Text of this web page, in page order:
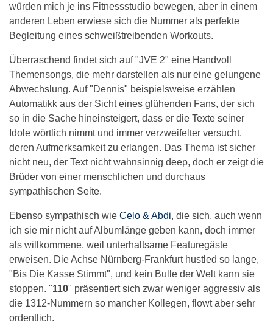
würden mich je ins Fitnessstudio bewegen, aber in einem
anderen Leben erwiese sich die Nummer als perfekte
Begleitung eines schweißtreibenden Workouts.
Überraschend findet sich auf "JVE 2" eine Handvoll
Themensongs, die mehr darstellen als nur eine gelungene
Abwechslung. Auf "Dennis" beispielsweise erzählen
Automatikk aus der Sicht eines glühenden Fans, der sich
so in die Sache hineinsteigert, dass er die Texte seiner
Idole wörtlich nimmt und immer verzweifelter versucht,
deren Aufmerksamkeit zu erlangen. Das Thema ist sicher
nicht neu, der Text nicht wahnsinnig deep, doch er zeigt die
Brüder von einer menschlichen und durchaus
sympathischen Seite.
Ebenso sympathisch wie Celo & Abdi, die sich, auch wenn
ich sie mir nicht auf Albumlänge geben kann, doch immer
als willkommene, weil unterhaltsame Featuregäste
erweisen. Die Achse Nürnberg-Frankfurt hustled so lange,
"Bis Die Kasse Stimmt", und kein Bulle der Welt kann sie
stoppen. "110" präsentiert sich zwar weniger aggressiv als
die 1312-Nummern so mancher Kollegen, flowt aber sehr
ordentlich.